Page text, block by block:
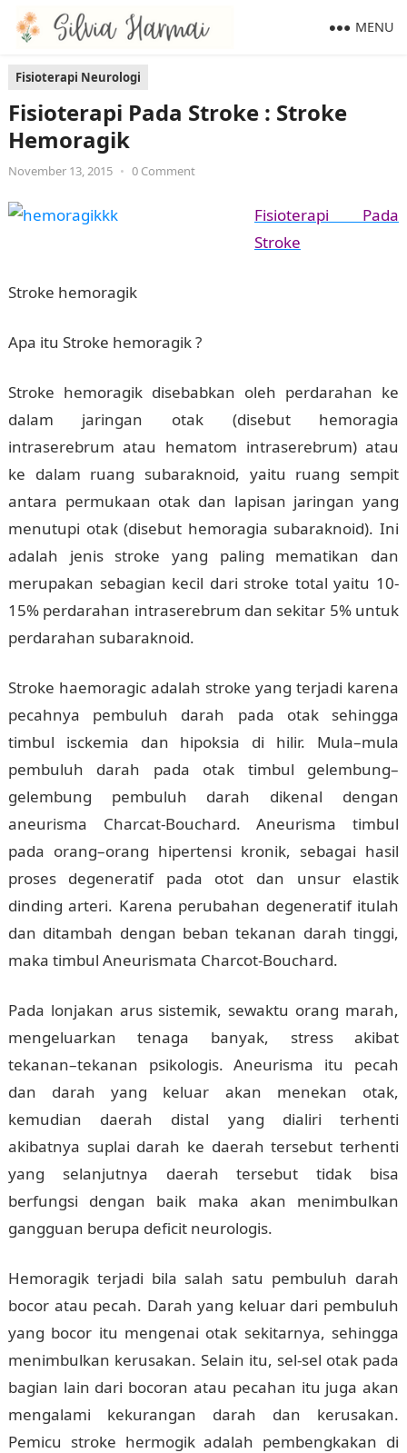
MENU
Fisioterapi Neurologi
Fisioterapi Pada Stroke : Stroke
Hemoragik
November 13, 2015 • 0 Comment
Fisioterapi Pada
Stroke
Stroke hemoragik
Apa itu Stroke hemoragik ?
Stroke hemoragik disebabkan oleh perdarahan ke
dalam jaringan otak (disebut hemoragia
intraserebrum atau hematom intraserebrum) atau
ke dalam ruang subaraknoid, yaitu ruang sempit
antara permukaan otak dan lapisan jaringan yang
menutupi otak (disebut hemoragia subaraknoid). Ini
adalah jenis stroke yang paling mematikan dan
merupakan sebagian kecil dari stroke total yaitu 10-
15% perdarahan intraserebrum dan sekitar 5% untuk
perdarahan subaraknoid.
Stroke haemoragic adalah stroke yang terjadi karena
pecahnya pembuluh darah pada otak sehingga
timbul isckemia dan hipoksia di hilir. Mula–mula
pembuluh darah pada otak timbul gelembung–
gelembung pembuluh darah dikenal dengan
aneurisma Charcat-Bouchard. Aneurisma timbul
pada orang–orang hipertensi kronik, sebagai hasil
proses degeneratif pada otot dan unsur elastik
dinding arteri. Karena perubahan degeneratif itulah
dan ditambah dengan beban tekanan darah tinggi,
maka timbul Aneurismata Charcot-Bouchard.
Pada lonjakan arus sistemik, sewaktu orang marah,
mengeluarkan tenaga banyak, stress akibat
tekanan–tekanan psikologis. Aneurisma itu pecah
dan darah yang keluar akan menekan otak,
kemudian daerah distal yang dialiri terhenti
akibatnya suplai darah ke daerah tersebut terhenti
yang selanjutnya daerah tersebut tidak bisa
berfungsi dengan baik maka akan menimbulkan
gangguan berupa deficit neurologis.
Hemoragik terjadi bila salah satu pembuluh darah
bocor atau pecah. Darah yang keluar dari pembuluh
yang bocor itu mengenai otak sekitarnya, sehingga
menimbulkan kerusakan. Selain itu, sel-sel otak pada
bagian lain dari bocoran atau pecahan itu juga akan
mengalami kekurangan darah dan kerusakan.
Pemicu stroke hermogik adalah pembengkakan di